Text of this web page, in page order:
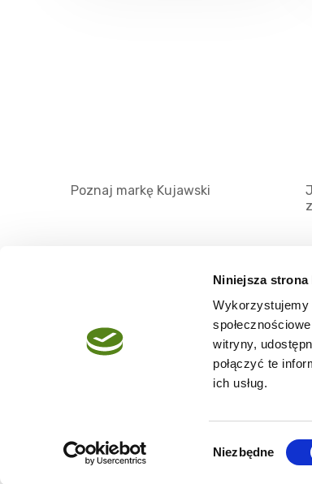
Niniejsza
Wykorzystujemy
witryny,
połączyć te
ich usług.
Niezbędne
Poznaj markę Kujawski
Regulamin
Copyright @2026 zpierwszegotloczenia.pl